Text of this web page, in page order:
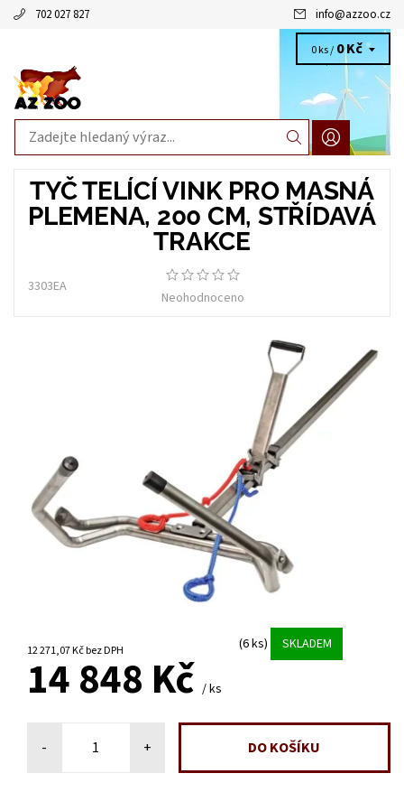
702 027 827 info@azzoo.cz
0 ks / 0 Kč
TYČ TELÍCÍ VINK PRO MASNÁ
PLEMENA, 200 CM, STŘÍDAVÁ
TRAKCE
3303EA
Neohodnoceno
12 271,07 Kč bez DPH (6 ks) SKLADEM
14 848 Kč / ks
- +